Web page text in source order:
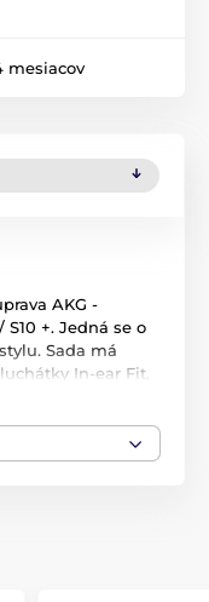
mesiacov
AKG -
+. Jedná se o
Sada má
In-ear Fit,
například hluk